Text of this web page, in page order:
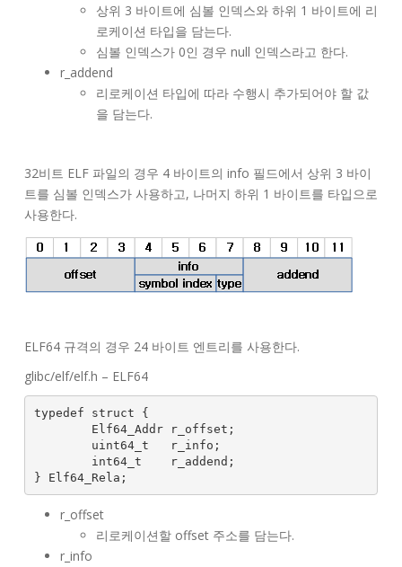
상위 3 바이트에 심볼 인덱스와 하위 1 바이트에 리
로케이션 타입을 담는다.
심볼 인덱스가 0인 경우 null 인덱스라고 한다.
r_addend
리로케이션 타입에 따라 수행시 추가되어야 할 값
을 담는다.
32비트 ELF 파일의 경우 4 바이트의 info 필드에서 상위 3 바이
트를 심볼 인덱스가 사용하고, 나머지 하위 1 바이트를 타입으로
사용한다.
ELF64 규격의 경우 24 바이트 엔트리를 사용한다.
glibc/elf/elf.h – ELF64
typedef struct {
} Elf64_Rela;
r_offset
리로케이션할 offset 주소를 담는다.
r_info